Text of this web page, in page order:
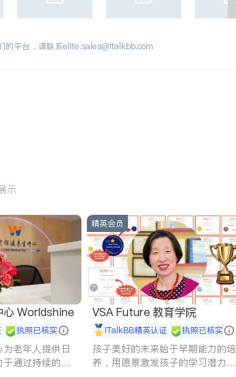
的平台，请联系elite.sales@italkbb.com
示
心 Worldshine
执照已核实
老年人提供日
通过持续的护
精英会员
VSA Future 教育学院
iTalkBB精英认证 执照已核实
孩子美好的未来始于早期能力的培
养，用愿景激发孩子的学习潜力和